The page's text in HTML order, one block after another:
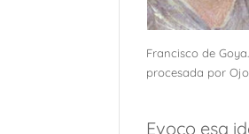
Francisco de
procesada por
Evoco esa